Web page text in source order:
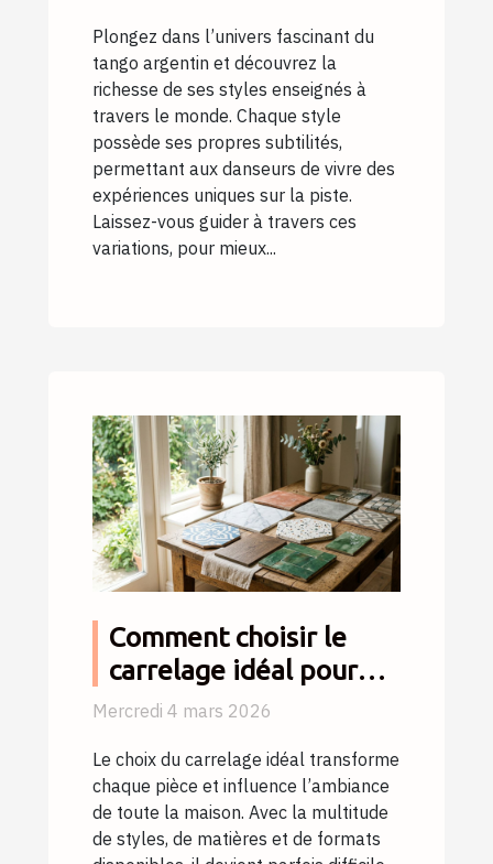
Plongez dans l’univers fascinant du
tango argentin et découvrez la
richesse de ses styles enseignés à
travers le monde. Chaque style
possède ses propres subtilités,
permettant aux danseurs de vivre des
expériences uniques sur la piste.
Laissez-vous guider à travers ces
variations, pour mieux...
Comment choisir le
carrelage idéal pour
chaque espace de votre
Mercredi 4 mars 2026
Le choix du carrelage idéal transforme
chaque pièce et influence l’ambiance
de toute la maison. Avec la multitude
de styles, de matières et de formats